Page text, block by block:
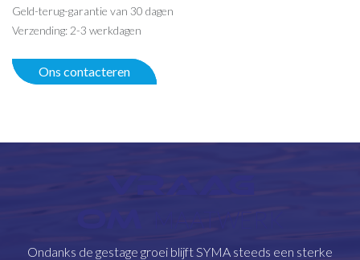
Geld-terug-garantie van 30 dagen
Verzending: 2-3 werkdagen
Ons contacteren
Ondanks de gestage groei blijft SYMA steeds een sterke